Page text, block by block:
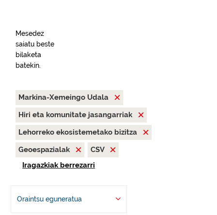
Mesedez
saiatu beste
bilaketa
batekin.
Markina-Xemeingo Udala
Hiri eta komunitate jasangarriak
Lehorreko ekosistemetako bizitza
Geoespazialak
CSV
Iragazkiak berrezarri
Oraintsu eguneratua